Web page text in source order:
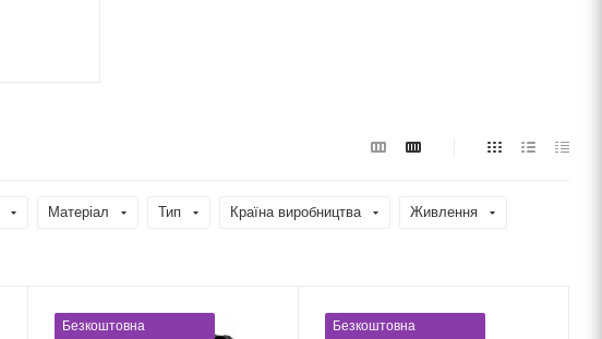
Матеріал Тип Країна виробництва Живлення
Безкоштовна
Безкоштовна